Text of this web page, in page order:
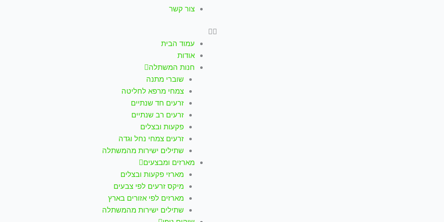
צור קשר
עמוד הבית
אודות
חנות המשתלה
שוברי מתנה
צמחי מרפא לחליטה
זרעים חד שנתיים
זרעים רב שנתיים
פקעות ובצלים
זרעים צמחי נחל וגדה
שתילים ישירות מהמשתלה
מארזים ומבצעים
מארזי פקעות ובצלים
מיקס זרעים לפי צבעים
מארזים לפי אזורים בארץ
שתילים ישירות מהמשתלה